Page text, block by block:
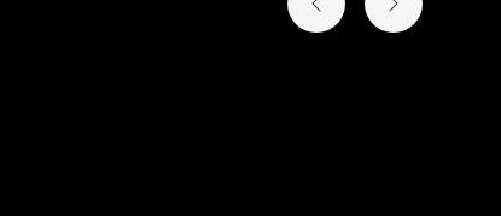
ΠΡΟΗΓΟΎΜΕΝΗΕΠΌΜΕΝΗ